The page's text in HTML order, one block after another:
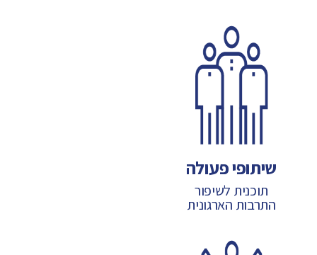
שיתופי פעולה
תוכנית לשיפור
התרבות הארגונית